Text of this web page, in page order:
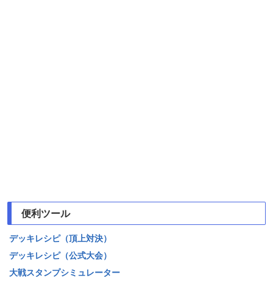
便利ツール
デッキレシピ（頂上対決）
デッキレシピ（公式大会）
大戦スタンプシミュレーター